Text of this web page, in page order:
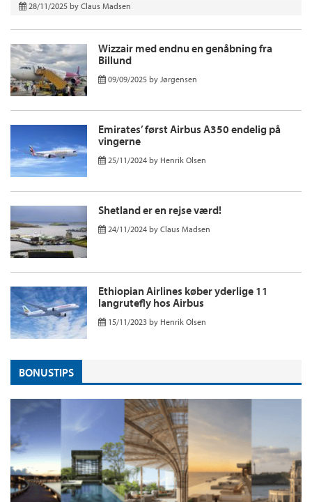
28/11/2025 by Claus Madsen
Wizzair med endnu en genåbning fra
Billund
09/09/2025 by Jørgensen
Emirates’ først Airbus A350 endelig på
vingerne
25/11/2024 by Henrik Olsen
Shetland er en rejse værd!
24/11/2024 by Claus Madsen
Ethiopian Airlines køber yderlige 11
langrutefly hos Airbus
15/11/2023 by Henrik Olsen
BONUSTIPS